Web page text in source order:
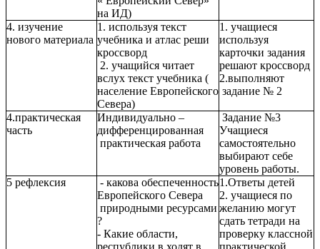
на ИД)
4. изучение
нового материала
1. используя текст
учебника и атлас реши
кроссворд
2. учащийся читает
вслух текст учебника (
население Европейского
Севера)
1. учащиеся
используя
карточки задания
решают кроссворд
2.выполняют
задание № 2
4.практическая
часть
Индивидуально –
дифференцированная
практическая работа
Задание №3
Учащиеся
самостоятельно
выбирают себе
уровень работы.
5 рефлексия
- какова обеспеченность
Европейского Севера
природными ресурсами
?
- Какие области,
1.Ответы детей
2. учащиеся по
желанию могут
сдать тетради на
проверку классной